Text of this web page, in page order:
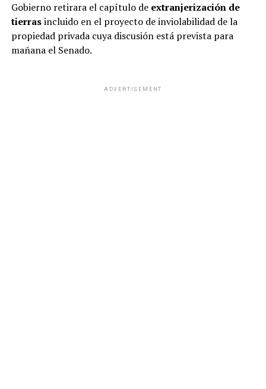
Gobierno retirara el capítulo de extranjerización de
tierrasincluido en el proyecto de inviolabilidad de la
propiedad privada cuya discusión está prevista para
mañana el Senado.
ADVERTISEMENT